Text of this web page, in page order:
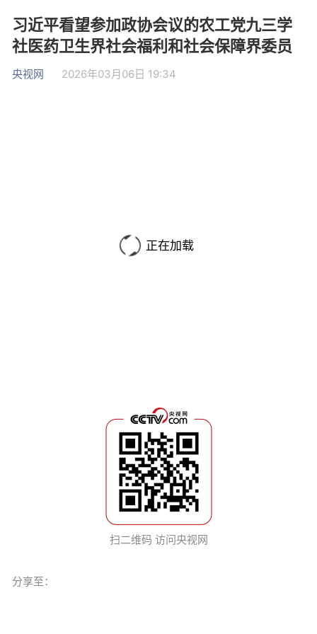
习近平看望参加政协会议的农工党九三学
社医药卫生界社会福利和社会保障界委员
央视网 2026年03月06日 19:34
正在加载
扫二维码 访问央视网
分享至：